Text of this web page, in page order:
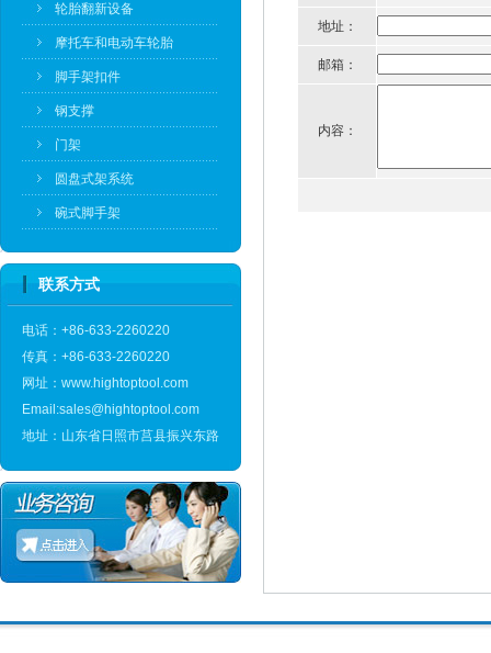
轮胎翻新设备
摩托车和电动车轮胎
脚手架扣件
钢支撑
门架
圆盘式架系统
碗式脚手架
联系方式
电话：+86-633-2260220
传真：+86-633-2260220
网址：www.hightoptool.com
Email:sales@hightoptool.com
地址：山东省日照市莒县振兴东路
地址：
邮箱：
内容：